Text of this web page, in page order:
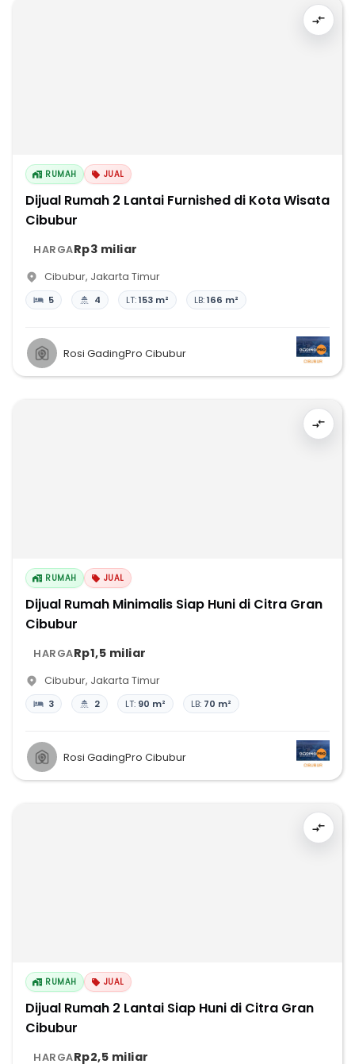
RUMAH JUAL
Dijual Rumah 2 Lantai Furnished di Kota Wisata
Cibubur
HARGARp3 miliar
Cibubur, Jakarta Timur
5 4 LT:153 m² LB:166 m²
Rosi GadingPro Cibubur
RUMAH JUAL
Dijual Rumah Minimalis Siap Huni di Citra Gran
Cibubur
HARGARp1,5 miliar
Cibubur, Jakarta Timur
3 2 LT: 90 m² LB: 70 m²
Rosi GadingPro Cibubur
RUMAH JUAL
Dijual Rumah 2 Lantai Siap Huni di Citra Gran
Cibubur
HARGARp2,5 miliar